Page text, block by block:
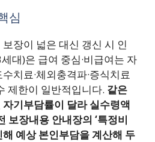
심
장이 넓은 대신 갱신 시 인
대)은 급여 중심·비급여는 자
치료·체외충격파·증식치료
제한이 일반적입니다. 같은
기부담률이 달라 실수령액
보장내용 안내장의 ‘특정비
해 예상 본인부담을 계산해 두